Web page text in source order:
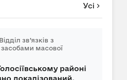
Усі
зв’язків з
масової
районі
локалізований,